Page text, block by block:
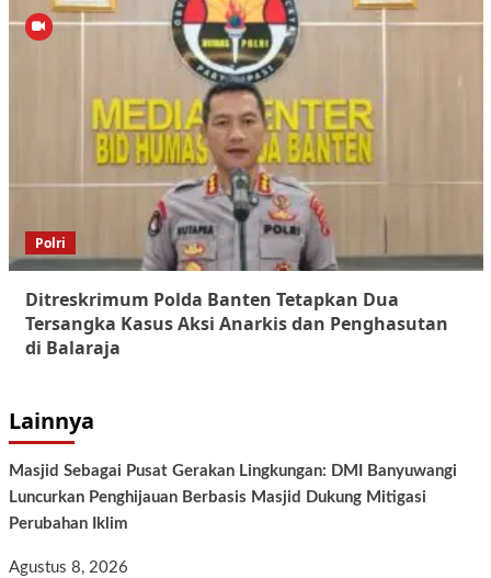
Polri
Ditreskrimum Polda Banten Tetapkan Dua
Tersangka Kasus Aksi Anarkis dan Penghasutan
di Balaraja
Lainnya
Masjid Sebagai Pusat Gerakan Lingkungan: DMI Banyuwangi
Luncurkan Penghijauan Berbasis Masjid Dukung Mitigasi
Perubahan Iklim
Agustus 8, 2026